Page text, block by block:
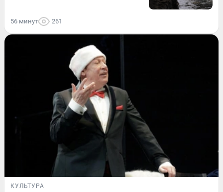
56 минут 261
КУЛЬТУРА